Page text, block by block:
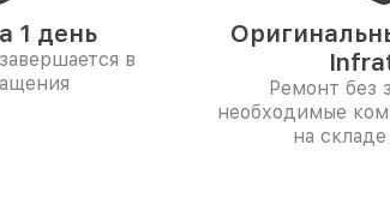
1 день
в
Ремонт без
необходимые
на